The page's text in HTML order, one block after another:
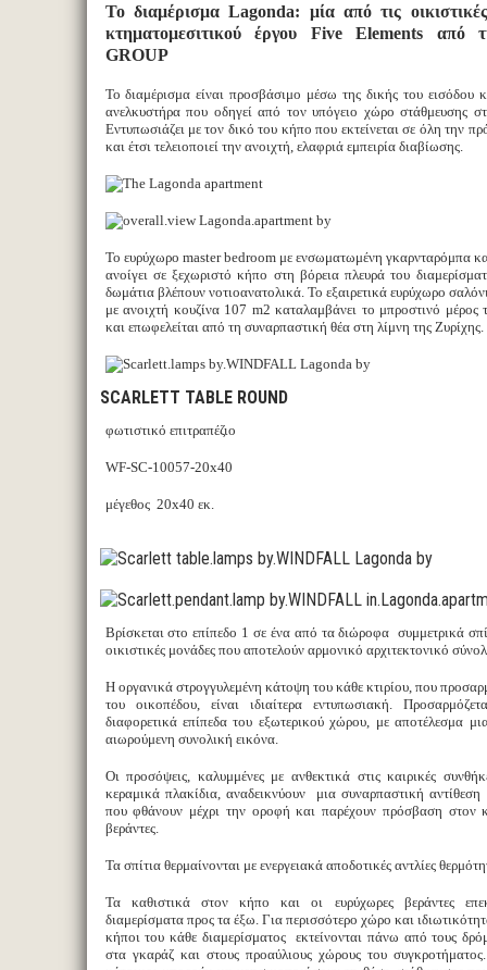
Το διαμέρισμα Lagonda: μία από τις
κτηματομεσιτικού έργου Five Elements από
GROUP
Το διαμέρισμα είναι προσβάσιμο μέσω της δικής του εισόδου
ανελκυστήρα που οδηγεί από τον υπόγειο χώρο στάθμευσης
Εντυπωσιάζει με τον δικό του κήπο που εκτείνεται σε όλη την
και έτσι τελειοποιεί την ανοιχτή, ελαφριά εμπειρία διαβίωσης.
Το ευρύχωρο master bedroom με ενσωματωμένη γκαρνταρόμπα
ανοίγει σε ξεχωριστό κήπο στη βόρεια πλευρά του
δωμάτια βλέπουν νοτιοανατολικά. Το εξαιρετικά ευρύχωρο
με ανοιχτή κουζίνα 107 m2 καταλαμβάνει το μπροστινό μέρος
και επωφελείται από τη συναρπαστική θέα στη λίμνη της Ζυρίχης.
SCARLETT TABLE ROUND
φωτιστικό επιτραπέζιο
WF-SC-10057-20x40
μέγεθος 20x40 εκ.
Βρίσκεται στο επίπεδο 1 σε ένα από τα διώροφα συμμετρικά
οικιστικές μονάδες που αποτελούν αρμονικό αρχιτεκτονικό
Η οργανικά στρογγυλεμένη κάτοψη του κάθε κτιρίου, που
του οικοπέδου, είναι ιδιαίτερα εντυπωσιακή.
διαφορετικά επίπεδα του εξωτερικού χώρου, με αποτέλεσμα
αιωρούμενη συνολική εικόνα.
Οι προσόψεις, καλυμμένες με ανθεκτικά στις καιρικές
κεραμικά πλακίδια, αναδεικνύουν μια συναρπαστική
που φθάνουν μέχρι την οροφή και παρέχουν πρόσβαση στον
βεράντες.
Τα σπίτια θερμαίνονται με ενεργειακά αποδοτικές αντλίες
Τα καθιστικά στον κήπο και οι ευρύχωρες βεράντες
διαμερίσματα προς τα έξω. Για περισσότερο χώρο και
κήποι του κάθε διαμερίσματος εκτείνονται πάνω από τους
στα γκαράζ και στους προαύλιους χώρους του